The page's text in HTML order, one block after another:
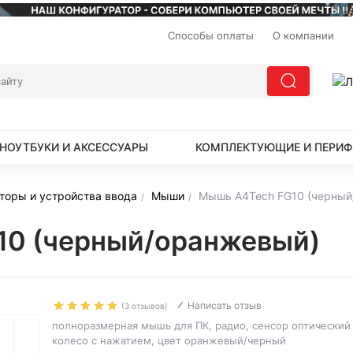
Способы оплаты О компании
НОУТБУКИ И АКСЕССУАРЫ КОМПЛЕКТУЮЩИЕ И
и устройства ввода Мыши Мышь A4Tech FG10
(черный/оранжевый)
(3 отзывов) Написать отзыв
полноразмерная мышь для ПК, радио, сенсор
колесо с нажатием, цвет оранжевый/черный